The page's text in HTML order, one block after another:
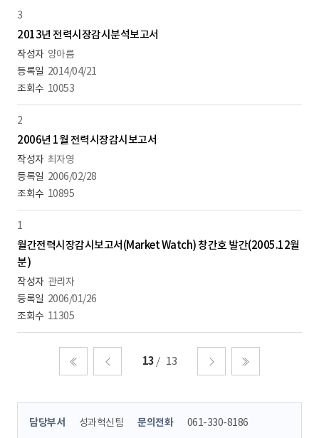
3
2013년 전력시장감시분석보고서
양아름
2014/04/21
10053
2
2006년 1월 전력시장감시보고서
최자영
2006/02/28
10895
1
월간전력시장감시보고서(Market Watch) 창간호 발간(2005.12월
분)
관리자
2006/01/26
11305
13 13
콘
담당부서 성과혁신팀 문의전화 061-330-8186